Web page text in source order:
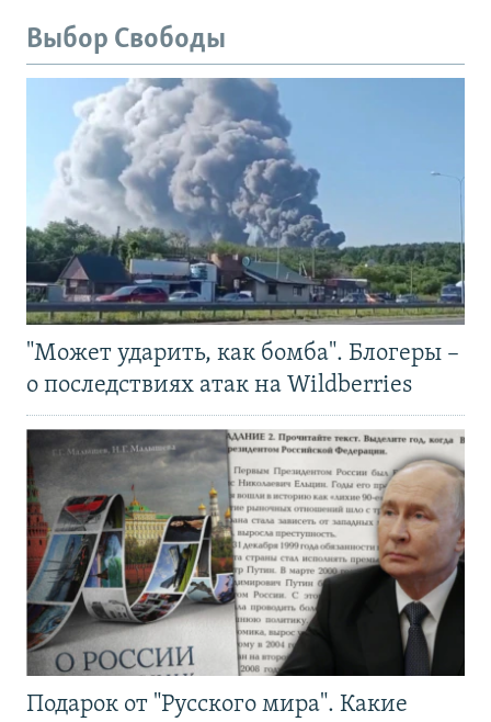
Выбор Свободы
"Может ударить, как бомба". Блогеры –
о последствиях атак на Wildberries
Подарок от "Русского мира". Какие